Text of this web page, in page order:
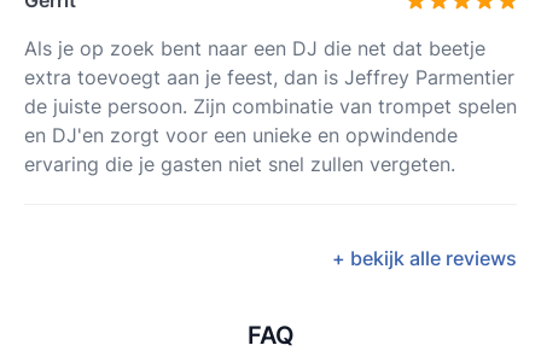
Als je op zoek bent naar een DJ die net dat beetje
extra toevoegt aan je feest, dan is Jeffrey Parmentier
de juiste persoon. Zijn combinatie van trompet spelen
en DJ'en zorgt voor een unieke en opwindende
ervaring die je gasten niet snel zullen vergeten.
+ bekijk alle reviews
FAQ